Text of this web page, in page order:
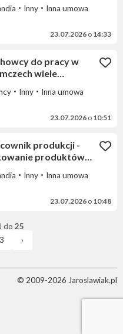
Inny Inna umowa
23.07.2026 o 14:33
do pracy w
wiele
Inny Inna umowa
23.07.2026 o 10:51
produkcji -
produktów
Inny Inna umowa
23.07.2026 o 10:48
do 25
3 ›
© 2009-2026 Jaroslawiak.pl